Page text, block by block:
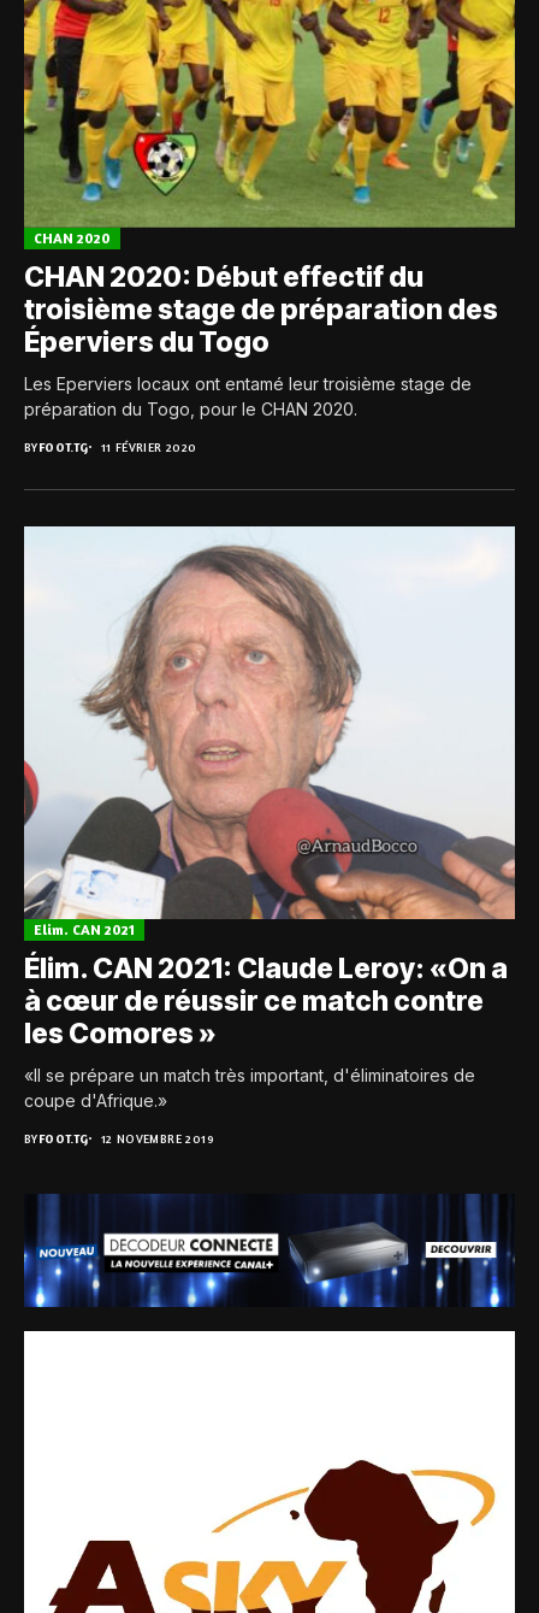
CHAN 2020
CHAN 2020: Début effectif du
troisième stage de préparation des
Éperviers du Togo
Les Eperviers locaux ont entamé leur troisième stage de
préparation du Togo, pour le CHAN 2020.
BYFOOT.TG 11 FÉVRIER 2020
Elim. CAN 2021
Élim. CAN 2021: Claude Leroy: «On a
à cœur de réussir ce match contre
les Comores »
«Il se prépare un match très important, d'éliminatoires de
coupe d'Afrique.»
BYFOOT.TG 12 NOVEMBRE 2019